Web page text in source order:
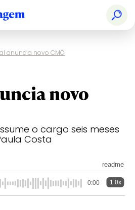
anuncia novo CMO
novo
o cargo seis meses
Costa
readme
0:00 1.0x